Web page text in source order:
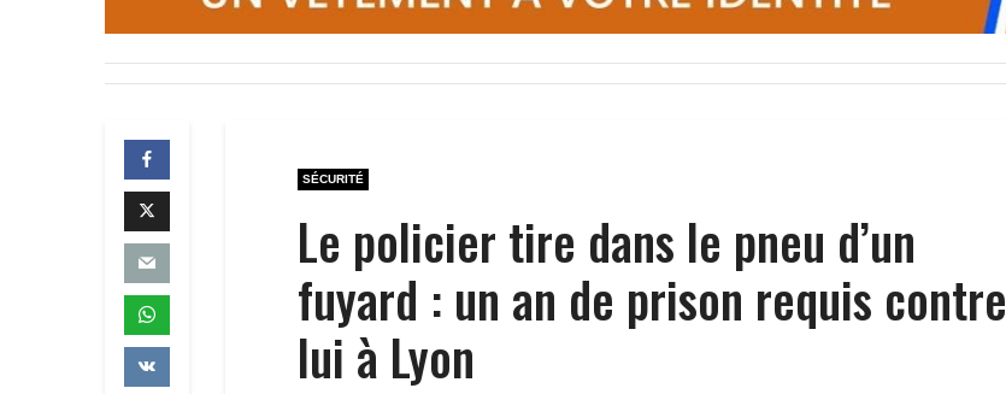
SÉCURITÉ
Le policier tire dans le pneu d’un
fuyard : un an de prison requis contre
lui à Lyon